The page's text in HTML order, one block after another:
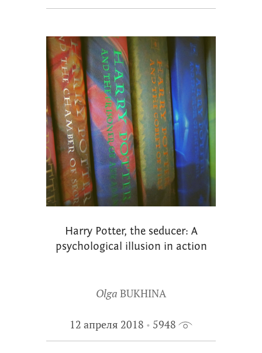
Harry Potter, the seducer: A
psychological illusion in action
Olga BUKHINA
12 апреля 2018 5948